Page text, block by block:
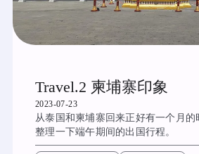
Travel.2 柬埔寨印象
2023-07-23
从泰国和柬埔寨回来正好有一个月
整理一下端午期间的出国行程。